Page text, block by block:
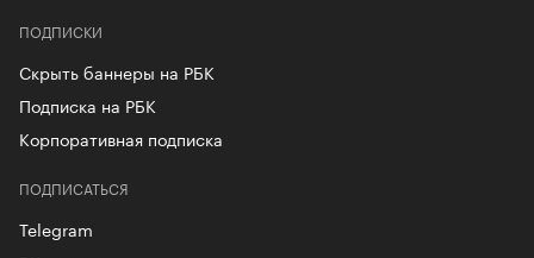
ПОДПИСКИ
Скрыть баннеры на РБК
Подписка на РБК
Корпоративная подписка
ПОДПИСАТЬСЯ
Telegram